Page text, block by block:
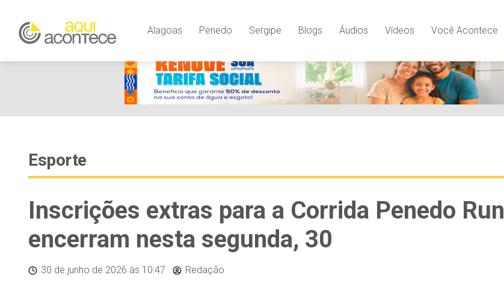
Alagoas Penedo Sergipe Blogs Áudios Vídeos Você Acontece
Esporte
Inscrições extras para a Corrida Penedo Run
encerram nesta segunda, 30
30 de junho de 2026 às 10:47 Redação